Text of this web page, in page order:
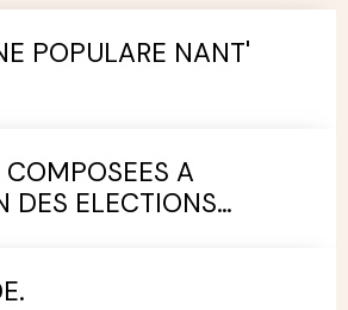
POPULARE NANT'
A
DES ELECTIONS